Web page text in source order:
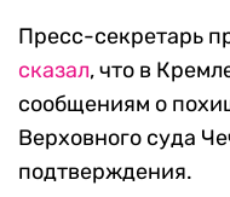
Пресс-секретарь
сказал, что в
сообщениям о
Верховного суда
подтверждения.